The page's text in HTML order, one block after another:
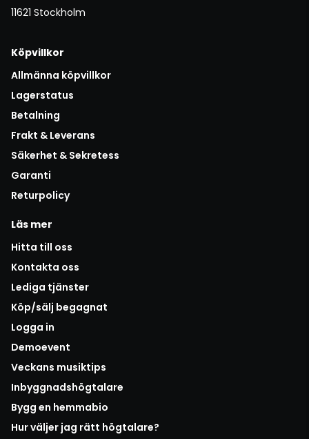
11621 Stockholm
Köpvillkor
Allmänna köpvillkor
Lagerstatus
Betalning
Frakt & Leverans
Säkerhet & Sekretess
Garanti
Returpolicy
Läs mer
Hitta till oss
Kontakta oss
Lediga tjänster
Köp/sälj begagnat
Logga in
Demoevent
Veckans musiktips
Inbyggnadshögtalare
Bygg en hemmabio
Hur väljer jag rätt högtalare?